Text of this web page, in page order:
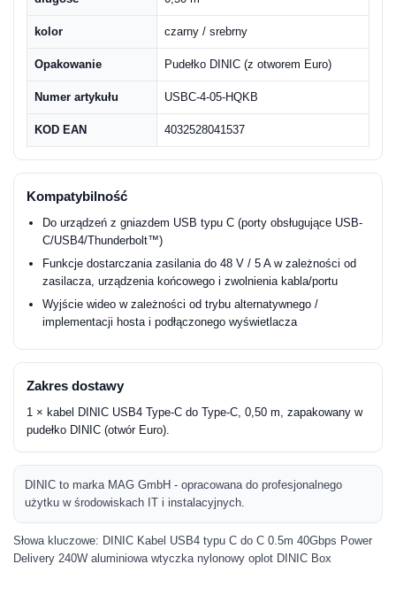
kolor czarny / srebrny
Opakowanie Pudełko DINIC (z otworem Euro)
Numer artykułu USBC-4-05-HQKB
KOD EAN 4032528041537
Kompatybilność
Do urządzeń z gniazdem USB typu C (porty obsługujące USB-
C/USB4/Thunderbolt™)
Funkcje dostarczania zasilania do 48 V / 5 A w zależności od
zasilacza, urządzenia końcowego i zwolnienia kabla/portu
Wyjście wideo w zależności od trybu alternatywnego /
implementacji hosta i podłączonego wyświetlacza
Zakres dostawy
1 × kabel DINIC USB4 Type-C do Type-C, 0,50 m, zapakowany w
pudełko DINIC (otwór Euro).
DINIC to marka MAG GmbH - opracowana do profesjonalnego
użytku w środowiskach IT i instalacyjnych.
Słowa kluczowe: DINIC Kabel USB4 typu C do C 0.5m 40Gbps Power
Delivery 240W aluminiowa wtyczka nylonowy oplot DINIC Box